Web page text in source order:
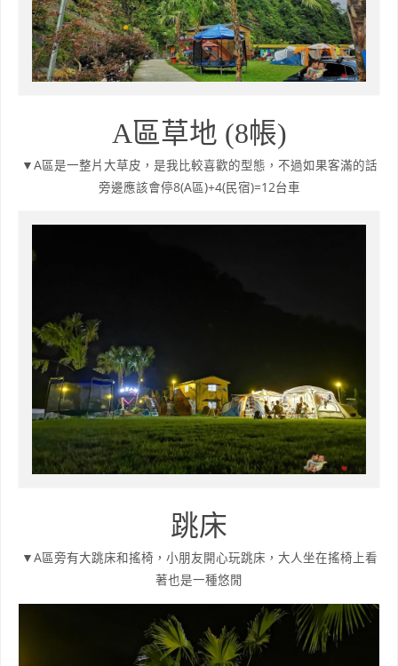
A區草地 (8帳)
▼A區是一整片大草皮，是我比較喜歡的型態，不過如果客滿的話
旁邊應該會停8(A區)+4(民宿)=12台車
跳床
▼A區旁有大跳床和搖椅，小朋友開心玩跳床，大人坐在搖椅上看
著也是一種悠閒